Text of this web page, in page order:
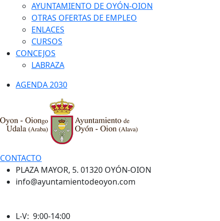
AYUNTAMIENTO DE OYÓN-OION
OTRAS OFERTAS DE EMPLEO
ENLACES
CURSOS
CONCEJOS
LABRAZA
AGENDA 2030
CONTACTO
PLAZA MAYOR, 5. 01320 OYÓN-OION
info@ayuntamientodeoyon.com
L-V: 9:00-14:00